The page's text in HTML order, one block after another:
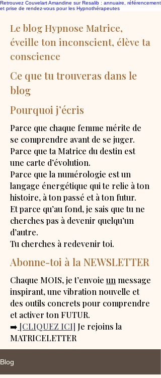
Retrouvez Couvelart Amandine sur Resalib : annuaire, référencement
et prise de rendez-vous pour les Hypnothérapeutes
Le blog Hypnose Matrice,
éveille ton inconscient, élève ta
conscience
Ce que tu trouveras dans le
blog
Pourquoi j’écris
Parce que chaque femme mérite de
se comprendre avant de se juger.
Parce que ta Matrice du destin est
une carte d’évolution.
Parce que la numérologie est un
langage énergétique qui te relie à ton
histoire, à ton passé et à ton futur.
Et parce qu’au fond, je sais que tu ne
cherches pas à devenir quelqu’un
d’autre.
Tu cherches à redevenir toi.
Abonne-toi à la NEWSLETTER
Chaque MOIS, je t’envoie un message
inspirant, une vibration nouvelle et
des outils concrets pour comprendre
et activer ton FUTUR.
➡️ [CLIQUEZ ICI] Je rejoins la
MATRICELETTER
Blog